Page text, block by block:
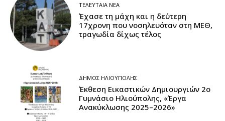
ΤΕΛΕΥΤΑΊΑ ΝΈΑ
Έχασε τη μάχη και η δεύτερη
17χρονη που νοσηλευόταν στη ΜΕΘ,
τραγωδία δίχως τέλος
ΔΉΜΟΣ ΗΛΙΟΎΠΟΛΗΣ
Έκθεση Εικαστικών Δημιουργιών 2ο
Γυμνάσιο Ηλιούπολης, «Έργα
Ανακύκλωσης 2025–2026»